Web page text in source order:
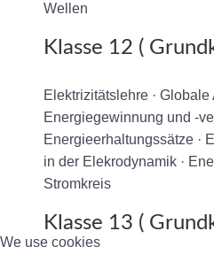
Wellen
Klasse 12 (
Elektrizitätslehre ·
Energiegewinnung und -
Energieerhaltungssätze ·
in der Elekrodynamik ·
Stromkreis
Klasse 13 (
We use cookies